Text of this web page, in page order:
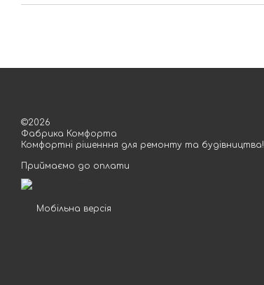
©2026
Фабрика Комфорта
Комфортні рішенння для ремонту та будівництва!
Приймаємо до оплати
Мобільна версія